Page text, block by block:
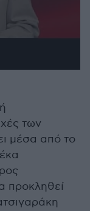
των
μέσα από το
προκληθεί